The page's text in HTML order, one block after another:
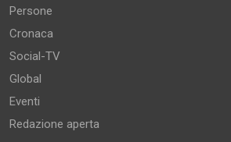
Persone
Cronaca
Social-TV
Global
Eventi
Redazione aperta